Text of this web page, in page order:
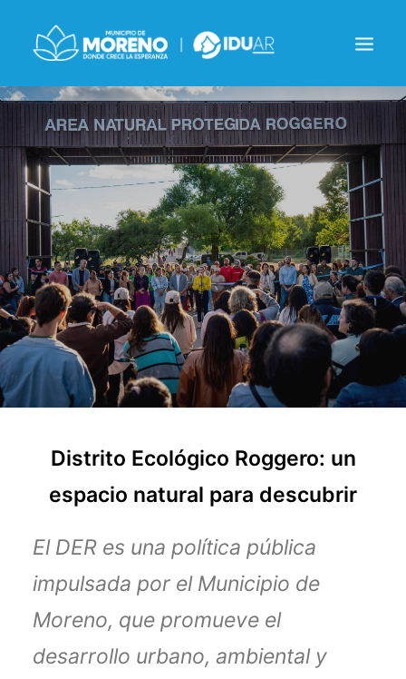
INSTITUCIONAL
NOTICIAS
CONTACTO
Distrito Ecológico Roggero: un
espacio natural para descubrir
El DER es una política pública
impulsada por el Municipio de
Moreno, que promueve el
desarrollo urbano, ambiental y